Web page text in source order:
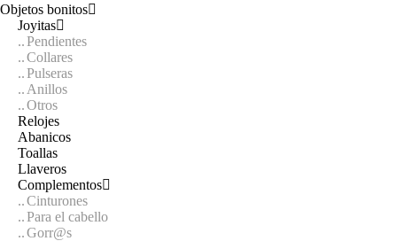
Objetos bonitos
Joyitas
Pendientes
Collares
Pulseras
Anillos
Otros
Relojes
Abanicos
Toallas
Llaveros
Complementos
Cinturones
Para el cabello
Gorr@s